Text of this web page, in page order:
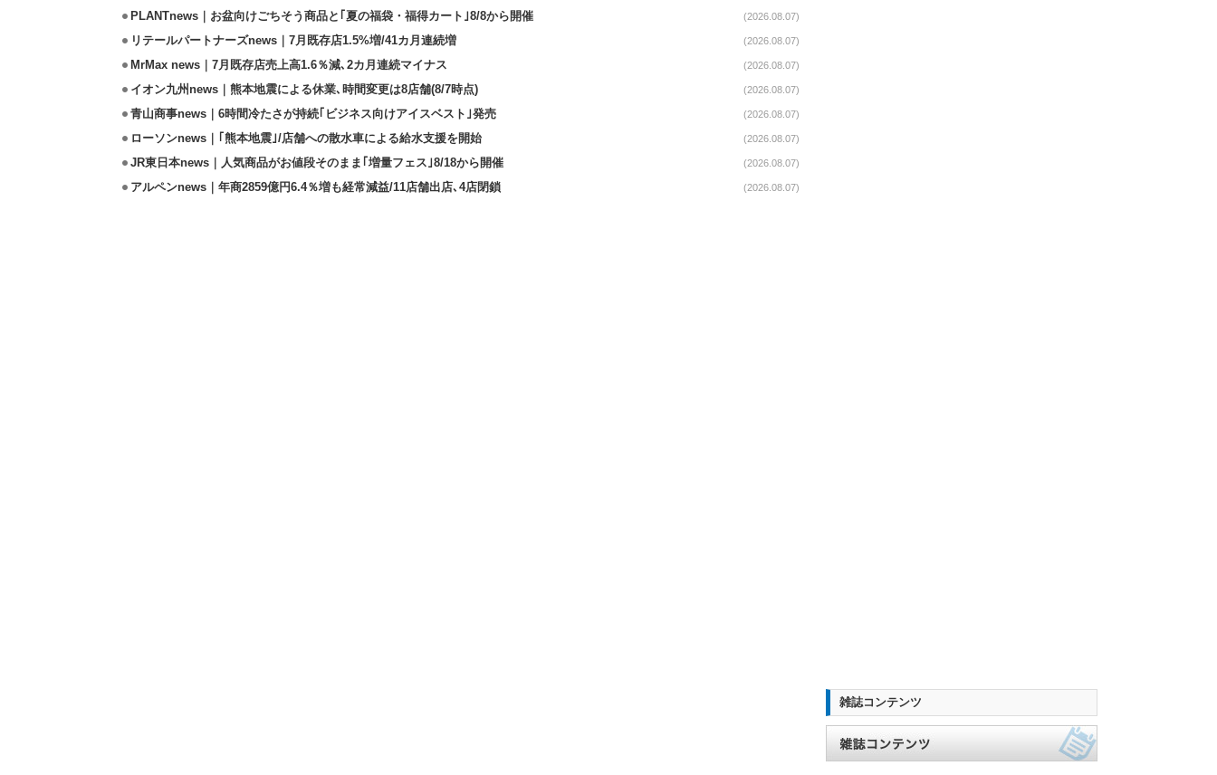
PLANTnews｜お盆向けごちそう商品と｢夏の福袋・福得カート｣8/8から開催 (2026.08.07)
リテールパートナーズnews｜7月既存店1.5%増/41カ月連続増 (2026.08.07)
MrMax news｜7月既存店売上高1.6％減､2カ月連続マイナス (2026.08.07)
イオン九州news｜熊本地震による休業､時間変更は8店舗(8/7時点) (2026.08.07)
青山商事news｜6時間冷たさが持続｢ビジネス向けアイスベスト｣発売 (2026.08.07)
ローソンnews｜｢熊本地震｣/店舗への散水車による給水支援を開始 (2026.08.07)
JR東日本news｜人気商品がお値段そのまま｢増量フェス｣8/18から開催 (2026.08.07)
アルペンnews｜年商2859億円6.4％増も経常減益/11店舗出店､4店閉鎖 (2026.08.07)
雑誌コンテンツ